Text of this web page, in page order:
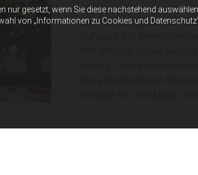
nur gesetzt, wenn Sie diese nachstehend
von „Informationen zu Cookies und
Sie möchten jemandem
der verschiedenen
Unikate her, die Liebe,